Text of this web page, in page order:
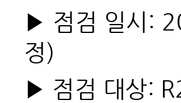
▶ 점검 일시:
정)
▶ 점검 대상: